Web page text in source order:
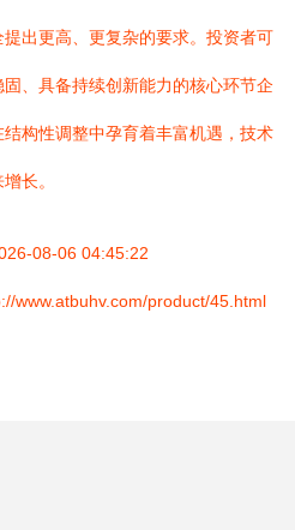
出更高、更复杂的要求。投资者可
、具备持续创新能力的核心环节企
构性调整中孕育着丰富机遇，技术
长。
08-06 04:45:22
www.atbuhv.com/product/45.html